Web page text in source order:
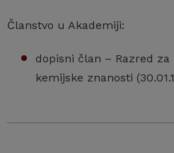
Članstvo u Akademiji:
dopisni član – Razred
kemijske znanosti